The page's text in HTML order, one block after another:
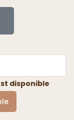
disponible